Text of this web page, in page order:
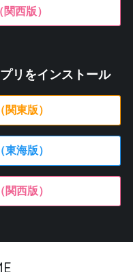
西版）
リをインストール
東版）
海版）
西版）